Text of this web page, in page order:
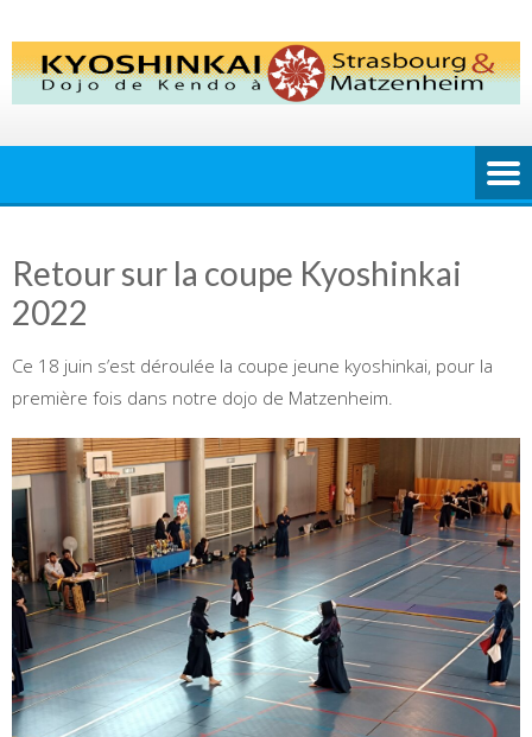
to
content
Retour sur la coupe Kyoshinkai
2022
Ce 18 juin s’est déroulée la coupe jeune kyoshinkai, pour la
première fois dans notre dojo de Matzenheim.